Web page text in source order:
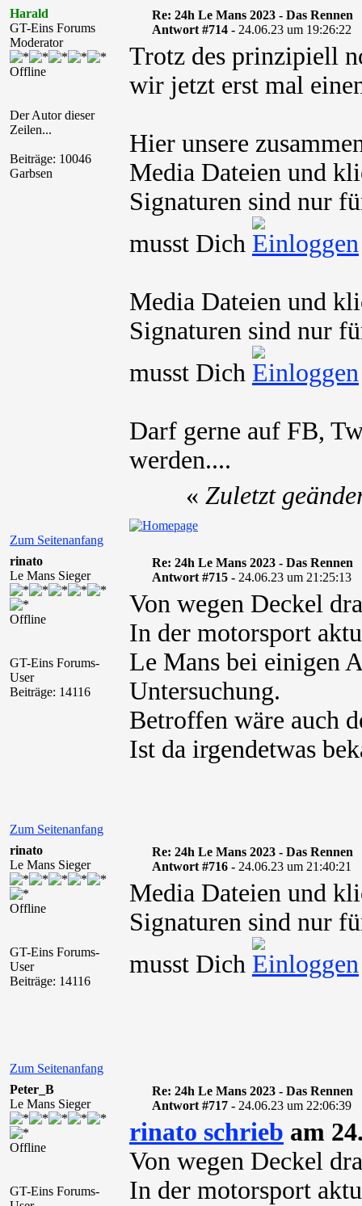
Harald
GT-Eins Forums
Moderator
Offline
Der Autor dieser
Zeilen...
Beiträge: 10046
Garbsen
Re: 24h Le Mans 2023 - Das Rennen
Antwort #714 - 24.06.23 um 19:26:22
Trotz des prinzipiell
wir jetzt erst mal
Hier unsere
Media Dateien und
Signaturen sind nur
musst Dich
Media Dateien und
Signaturen sind nur
musst Dich
Darf gerne auf FB,
werden....
Zum Seitenanfang
« Zuletzt
rinato
Le Mans Sieger
Offline
GT-Eins Forums-
User
Beiträge: 14116
Re: 24h Le Mans 2023 - Das Rennen
Antwort #715 - 24.06.23 um 21:25:13
Von wegen Deckel
In der motorsport
Le Mans bei einigen
Untersuchung.
Betroffen wäre auch
Ist da irgendetwas
Zum Seitenanfang
rinato
Le Mans Sieger
Offline
GT-Eins Forums-
User
Beiträge: 14116
Re: 24h Le Mans 2023 - Das Rennen
Antwort #716 - 24.06.23 um 21:40:21
Media Dateien und
Signaturen sind nur
musst Dich
Zum Seitenanfang
Peter_B
Le Mans Sieger
Offline
GT-Eins Forums-
Re: 24h Le Mans 2023 - Das Rennen
Antwort #717 - 24.06.23 um 22:06:39
rinato schrieb am
Von wegen Deckel
In der motorsport